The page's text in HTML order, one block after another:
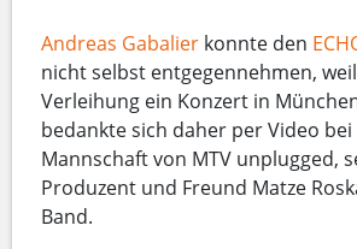
Andreas Gabalier konnte den
nicht selbst entgegennehmen,
Verleihung ein Konzert in
bedankte sich daher per Video bei
Mannschaft von MTV unplugged,
Produzent und Freund Matze
Band.